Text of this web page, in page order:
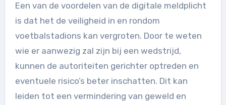
Een van de voordelen van de digitale meldplicht
is dat het de veiligheid in en rondom
voetbalstadions kan vergroten. Door te weten
wie er aanwezig zal zijn bij een wedstrijd,
kunnen de autoriteiten gerichter optreden en
eventuele risico’s beter inschatten. Dit kan
leiden tot een vermindering van geweld en